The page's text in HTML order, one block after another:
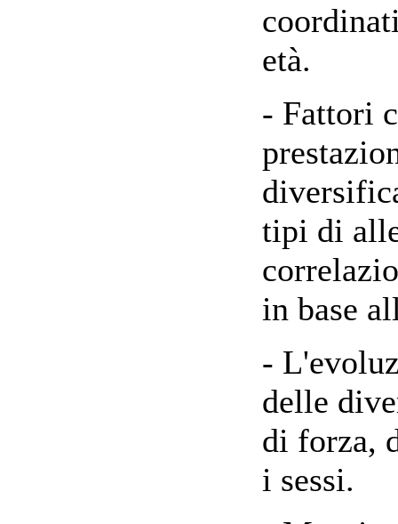
età.
- Fattori
tipi di
in base
-
delle
di forza,
i sessi.